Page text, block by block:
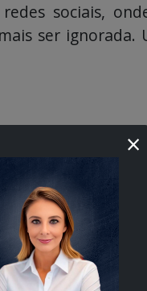
sociais,
ser ignorada.
×